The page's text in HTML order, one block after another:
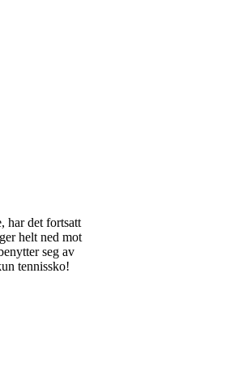
har det fortsatt
helt ned mot
seg av
tennissko!